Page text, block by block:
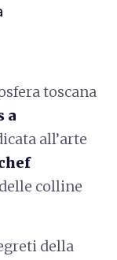
toscana
a
all’arte
colline
della